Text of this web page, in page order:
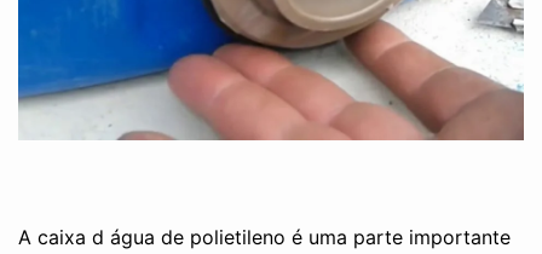
A caixa d água de polietileno é uma parte importante